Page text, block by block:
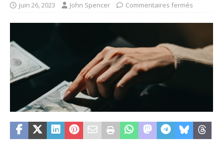
juin 26, 2023 John Spencer Commentaires fermés